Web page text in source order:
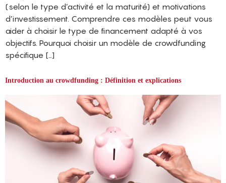
(selon le type d’activité et la maturité) et motivations
d’investissement. Comprendre ces modèles peut vous
aider à choisir le type de financement adapté à vos
objectifs. Pourquoi choisir un modèle de crowdfunding
spécifique […]
Introduction au crowdfunding : Définition et explications